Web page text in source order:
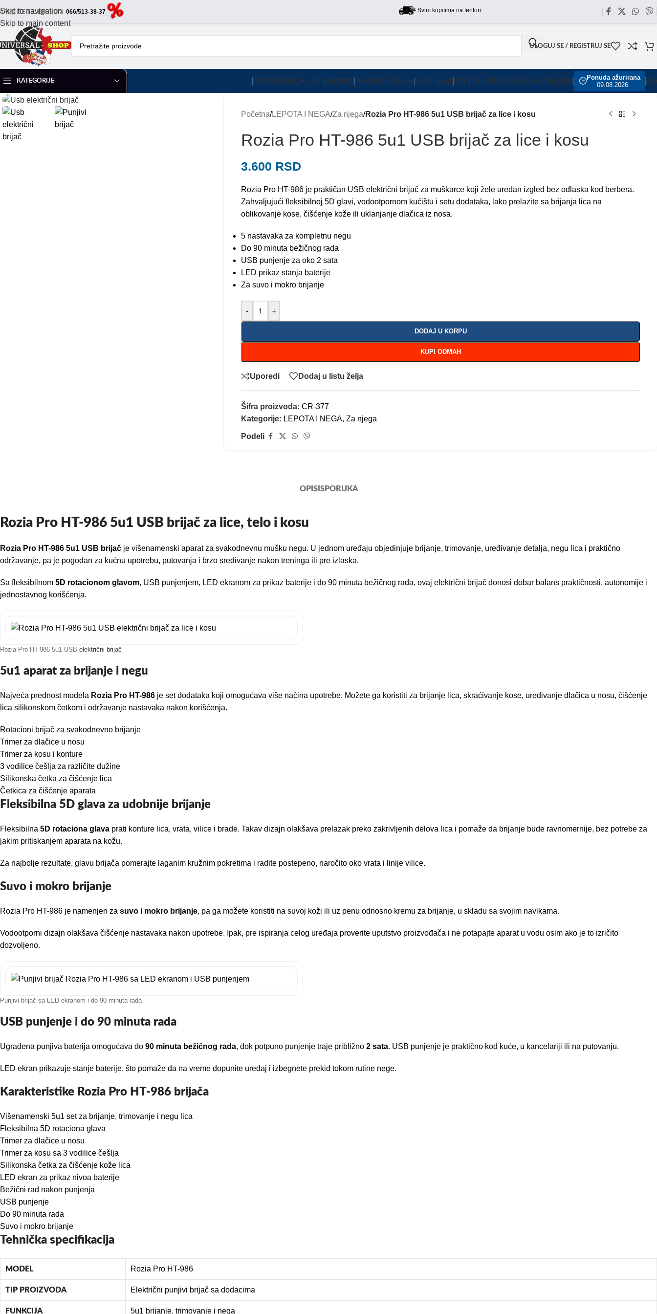
Skip to navigation
Skip to main content
TELEFONOM 066/513-38-37 Svim kupcima na teritoriji Srbije omogućili smo besplatnu dostavu za sve porudžbine sa našeg
ULOGUJ SE / REGISTRUJ SE
KATEGORIJE PRODAVNICA - svi proizvodi RADNO VREME Kako kupiti KONTAKT KOMPANIJA (O NAMA) 🕒Ponuda ažurirana
09.08.2026.
Početna/LEPOTA I NEGA/Za njega/Rozia Pro HT-986 5u1 USB brijač za lice i kosu
Rozia Pro HT-986 5u1 USB brijač za lice i kosu
3.600 RSD
Rozia Pro HT-986 je praktičan USB električni brijač za muškarce koji žele uredan izgled bez odlaska kod berbera.
Zahvaljujući fleksibilnoj 5D glavi, vodootpornom kućištu i setu dodataka, lako prelazite sa brijanja lica na
oblikovanje kose, čišćenje kože ili uklanjanje dlačica iz nosa.
5 nastavaka za kompletnu negu
Do 90 minuta bežičnog rada
USB punjenje za oko 2 sata
LED prikaz stanja baterije
Za suvo i mokro brijanje
- +
DODAJ U KORPU
KUPI ODMAH
Uporedi Dodaj u listu želja
Šifra proizvoda: CR-377
Kategorije: LEPOTA I NEGA, Za njega
Podeli
OPISISPORUKA
Rozia Pro HT-986 5u1 USB brijač za lice, telo i kosu
Rozia Pro HT-986 5u1 USB brijač je višenamenski aparat za svakodnevnu mušku negu. U jednom uređaju objedinjuje brijanje, trimovanje, uređivanje detalja, negu lica i praktično
održavanje, pa je pogodan za kućnu upotrebu, putovanja i brzo sređivanje nakon treninga ili pre izlaska.
Sa fleksibilnom 5D rotacionom glavom, USB punjenjem, LED ekranom za prikaz baterije i do 90 minuta bežičnog rada, ovaj električni brijač donosi dobar balans praktičnosti, autonomije i
jednostavnog korišćenja.
Rozia Pro HT-986 5u1 USB električni brijač
5u1 aparat za brijanje i negu
Najveća prednost modela Rozia Pro HT-986 je set dodataka koji omogućava više načina upotrebe. Možete ga koristiti za brijanje lica, skraćivanje kose, uređivanje dlačica u nosu, čišćenje
lica silikonskom četkom i održavanje nastavaka nakon korišćenja.
Rotacioni brijač za svakodnevno brijanje
Trimer za dlačice u nosu
Trimer za kosu i konture
3 vodilice češlja za različite dužine
Silikonska četka za čišćenje lica
Četkica za čišćenje aparata
Fleksibilna 5D glava za udobnije brijanje
Fleksibilna 5D rotaciona glava prati konture lica, vrata, vilice i brade. Takav dizajn olakšava prelazak preko zakrivljenih delova lica i pomaže da brijanje bude ravnomernije, bez potrebe za
jakim pritiskanjem aparata na kožu.
Za najbolje rezultate, glavu brijača pomerajte laganim kružnim pokretima i radite postepeno, naročito oko vrata i linije vilice.
Suvo i mokro brijanje
Rozia Pro HT-986 je namenjen za suvo i mokro brijanje, pa ga možete koristiti na suvoj koži ili uz penu odnosno kremu za brijanje, u skladu sa svojim navikama.
Vodootporni dizajn olakšava čišćenje nastavaka nakon upotrebe. Ipak, pre ispiranja celog uređaja proverite uputstvo proizvođača i ne potapajte aparat u vodu osim ako je to izričito
dozvoljeno.
Punjivi brijač sa LED ekranom i do 90 minuta rada
USB punjenje i do 90 minuta rada
Ugrađena punjiva baterija omogućava do 90 minuta bežičnog rada, dok potpuno punjenje traje približno 2 sata. USB punjenje je praktično kod kuće, u kancelariji ili na putovanju.
LED ekran prikazuje stanje baterije, što pomaže da na vreme dopunite uređaj i izbegnete prekid tokom rutine nege.
Karakteristike Rozia Pro HT-986 brijača
Višenamenski 5u1 set za brijanje, trimovanje i negu lica
Fleksibilna 5D rotaciona glava
Trimer za dlačice u nosu
Trimer za kosu sa 3 vodilice češlja
Silikonska četka za čišćenje kože lica
LED ekran za prikaz nivoa baterije
Bežični rad nakon punjenja
USB punjenje
Do 90 minuta rada
Suvo i mokro brijanje
Tehnička specifikacija
MODEL Rozia Pro HT-986
TIP PROIZVODA Električni punjivi brijač sa dodacima
FUNKCIJA 5u1 brijanje, trimovanje i nega